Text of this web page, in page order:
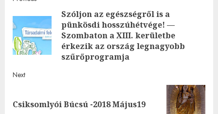
navigationSzóljon az egészségről is a
pünkösdi hosszúhétvége! —
Szombaton a XIII. kerületbe
érkezik az ország legnagyobb
szűrőprogramja
Next
Next
Csiksomlyói Búcsú -2018 Május19